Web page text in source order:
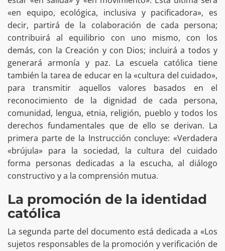
«en equipo, ecológica, inclusiva y pacificadora», es
decir, partirá de la colaboración de cada persona;
contribuirá al equilibrio con uno mismo, con los
demás, con la Creación y con Dios; incluirá a todos y
generará armonía y paz. La escuela católica tiene
también la tarea de educar en la «cultura del cuidado»,
para transmitir aquellos valores basados en el
reconocimiento de la dignidad de cada persona,
comunidad, lengua, etnia, religión, pueblo y todos los
derechos fundamentales que de ello se derivan. La
primera parte de la Instrucción concluye: «Verdadera
«brújula» para la sociedad, la cultura del cuidado
forma personas dedicadas a la escucha, al diálogo
constructivo y a la comprensión mutua.
La promoción de la identidad
católica
La segunda parte del documento está dedicada a «Los
sujetos responsables de la promoción y verificación de